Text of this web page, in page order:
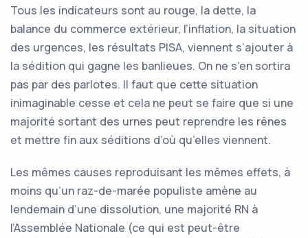
Tous les indicateurs sont au rouge, la dette, la
balance du commerce extérieur, l’inflation, la situation
des urgences, les résultats PISA, viennent s’ajouter à
la sédition qui gagne les banlieues. On ne s’en sortira
pas par des parlotes. Il faut que cette situation
inimaginable cesse et cela ne peut se faire que si une
majorité sortant des urnes peut reprendre les rênes
et mettre fin aux séditions d’où qu’elles viennent.
Les mêmes causes reproduisant les mêmes effets, à
moins qu’un raz-de-marée populiste amène au
lendemain d’une dissolution, une majorité RN à
l’Assemblée Nationale (ce qui est peut-être